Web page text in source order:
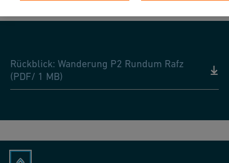
Rückblick: Wanderung P2 Rundum Rafz
(PDF/ 1 MB)